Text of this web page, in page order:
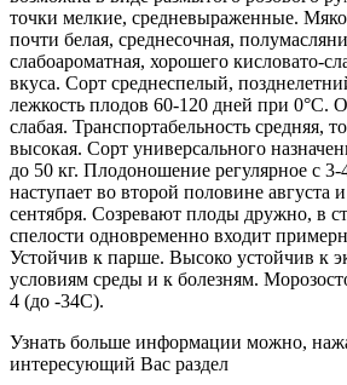
точки мелкие, средневыраженные.
почти белая, среднесочная,
слабоароматная, хорошего кисловато-
вкуса. Сорт среднеспелый,
лежкость плодов 60-120 дней при 0°С.
слабая. Транспортабельность средняя,
высокая. Сорт универсального
до 50 кг. Плодоношение регулярное с
наступает во второй половине августа
сентября. Созревают плоды дружно, в
спелости одновременно входит
Устойчив к парше. Высоко устойчив к
условиям среды и к болезням.
4 (до -34С).
Узнать больше информации можно,
интересующий Вас раздел